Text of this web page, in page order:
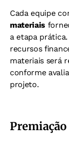
Cada equipe
materiais
a etapa
recursos
materiais será
conforme
projeto.
Premiação